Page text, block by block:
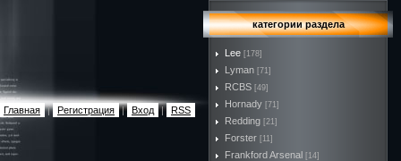
Главная | Регистрация | Вход | RSS
категории раздела
Lee [178]
Lyman [71]
RCBS [49]
Hornady [71]
Redding [21]
Forster [11]
Frankford Arsenal [14]